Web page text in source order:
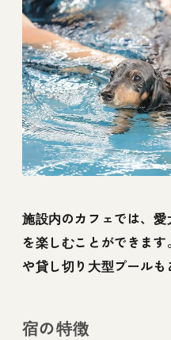
施設内のカフェでは、
を楽しむことができま
や貸し切り大型プールも
宿の特徴